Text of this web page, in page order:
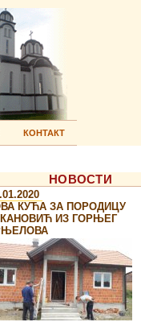
КОНТАКТ
НОВОСТИ
КУЋА ЗА ПОРОДИЦУ
ИЗ ГОРЊЕГ